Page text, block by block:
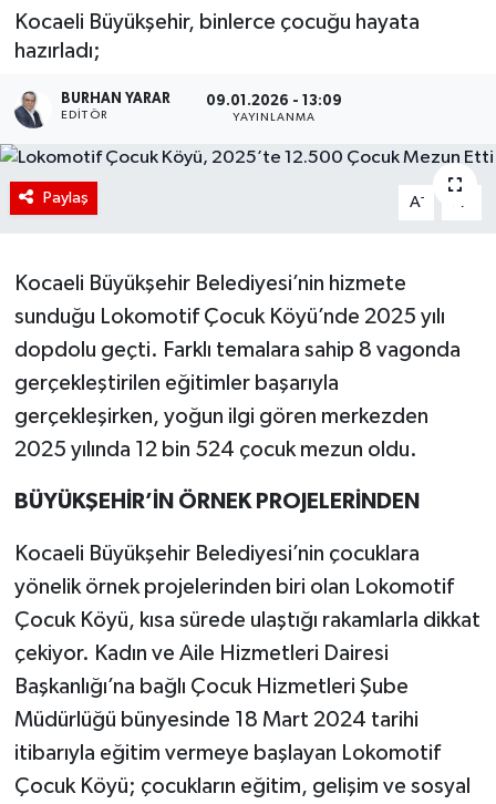
Kocaeli Büyükşehir, binlerce çocuğu hayata
hazırladı;
BURHAN YARAR
EDITÖR
09.01.2026 - 13:09
YAYINLANMA
Paylaş A- A
Kocaeli Büyükşehir Belediyesi’nin hizmete
sunduğu Lokomotif Çocuk Köyü’nde 2025 yılı
dopdolu geçti. Farklı temalara sahip 8 vagonda
gerçekleştirilen eğitimler başarıyla
gerçekleşirken, yoğun ilgi gören merkezden
2025 yılında 12 bin 524 çocuk mezun oldu.
BÜYÜKŞEHİR’İN ÖRNEK PROJELERİNDEN
Kocaeli Büyükşehir Belediyesi’nin çocuklara
yönelik örnek projelerinden biri olan Lokomotif
Çocuk Köyü, kısa sürede ulaştığı rakamlarla dikkat
çekiyor. Kadın ve Aile Hizmetleri Dairesi
Başkanlığı’na bağlı Çocuk Hizmetleri Şube
Müdürlüğü bünyesinde 18 Mart 2024 tarihi
itibarıyla eğitim vermeye başlayan Lokomotif
Çocuk Köyü; çocukların eğitim, gelişim ve sosyal